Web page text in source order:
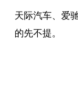
天际汽车、爱
的先不提。